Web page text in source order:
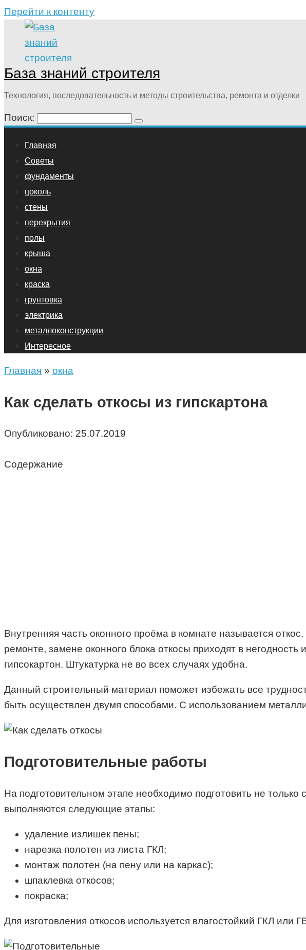
Перейти к контенту
База знаний строителя
Технология, последовательность и методы строительства, ремонта и отделки
Поиск:
Главная
Советы
фундаменты
цоколь
стены
перекрытия
полы
крыша
окна
краска
грунтовка
электрика
металлоконструкции
Интересное
Главная » окна
Как сделать откосы из гипскартона
Опубликовано: 25.07.2019
Содержание
Внутренняя часть оконного проёма в комнате называется
ремонте, замене оконного блока откосы приходят в
гипсокартон. Штукатурка не во всех случаях удобна.
Данный строительный материал поможет избежать все
быть осуществлен двумя способами. С использованием
Подготовительные работы
На подготовительном этапе необходимо подготовить не
выполняются следующие этапы:
удаление излишек пены;
нарезка полотен из листа ГКЛ;
монтаж полотен (на пену или на каркас);
шпаклевка откосов;
покраска;
Для изготовления откосов используется влагостойкий ГКЛ или